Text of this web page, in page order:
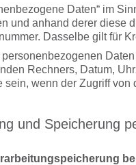
Daten“ im
und anhand derer diese
Dasselbe gilt für
personenbezogenen
Rechners, Datum,
sein, wenn der Zugriff von
und Speicherung